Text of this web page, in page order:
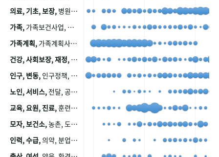
의료, 기초, 보장, 병원, 가정, 연금, 연계, 공적, 일본, 생활, 국민기초생활보장제도, 국민연금, 기금, 저소득층, 근로, 자활, 급여, 환자, 의료비, 모니터링, 한국복지패널, 소득, 지표, 빈곤, 노후, 장애인
가족, 가족보건사업, 산업, 친화, 전국, 출산력
가족계획, 가족계획사업, 가족계획사업평가, 한국가족계획사업, 피임, 보급, 부인, 자궁, 피임약
건강, 사회보장, 재정,
인구, 변동, 인구정책, 저출산, 고령사회, 고령화, 이동, 남북한, 지방자치단체, 컨설팅, 복지정책평가, 집, 사회개발
노인, 서비스, 전달, 공공, 보육, 수요, 공급, 사회서비스, 데이터, 보호, 요양, 아동, 예방, 청소년, 효율, 자원
교육, 요원, 진료,훈련, 보건요원, 마을, 마을건강사업, 보조원, 진료원, 보건진료원, 보건진료원교재
모자, 보건소,농촌, 도시, 금연, 농촌지역, 모자보건사업
인력, 수급,의약, 분업, 식품, 의약품, 의사, 안전